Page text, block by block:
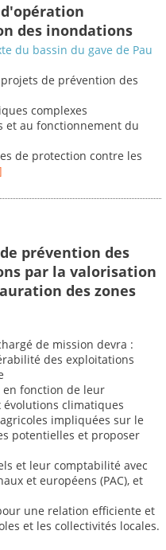
d'opération
des inondations
du bassin du gave de Pau
de prévention des
complexes
et au fonctionnement du
de protection contre les
prévention des
par la valorisation
des zones
de mission devra :
des exploitations
en fonction de leur
climatiques
impliquées sur le
potentielles et proposer
et leur comptabilité avec
et européens (PAC), et
une relation efficiente et
et les collectivités locales.